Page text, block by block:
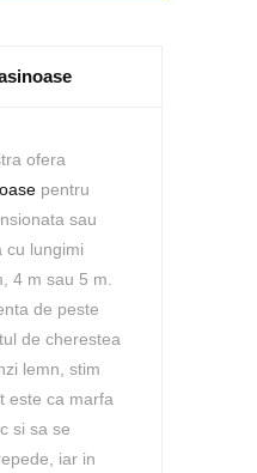
ofera
pentru
sau
cu lungimi
4 m sau 5 m.
de peste
de cherestea
lemn, stim
este ca marfa
si sa se
iar in